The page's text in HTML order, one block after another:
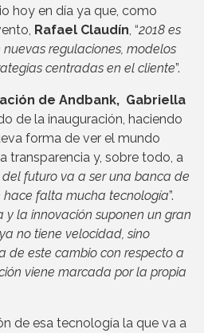
hoy en día ya que, como
Rafael Claudín, “2018 es
regulaciones, modelos
centradas en el cliente”.
de Andbank, Gabriella
de la inauguración, haciendo
forma de ver el mundo
transparencia y, sobre todo, a
futuro va a ser una banca de
hace falta mucha tecnología”.
y la innovación suponen un gran
no tiene velocidad, sino
de este cambio con respecto a
viene marcada por la propia
de esa tecnología la que va a